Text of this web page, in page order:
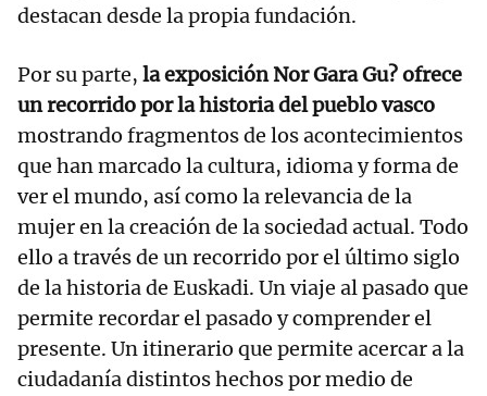
destacan desde la propia fundación.
Por su parte, la exposición Nor Gara Gu? ofrece
un recorrido por la historia del pueblo vasco
mostrando fragmentos de los acontecimientos
que han marcado la cultura, idioma y forma de
ver el mundo, así como la relevancia de la
mujer en la creación de la sociedad actual. Todo
ello a través de un recorrido por el último siglo
de la historia de Euskadi. Un viaje al pasado que
permite recordar el pasado y comprender el
presente. Un itinerario que permite acercar a la
ciudadanía distintos hechos por medio de